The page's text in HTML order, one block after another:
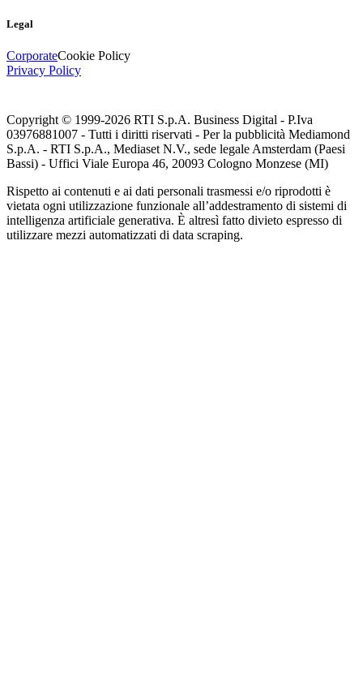
Legal
CorporateCookie Policy
Privacy Policy
Copyright © 1999-2026 RTI S.p.A. Business Digital - P.Iva
03976881007 - Tutti i diritti riservati - Per la pubblicità Mediamond
S.p.A. - RTI S.p.A., Mediaset N.V., sede legale Amsterdam (Paesi
Bassi) - Uffici Viale Europa 46, 20093 Cologno Monzese (MI)
Rispetto ai contenuti e ai dati personali trasmessi e/o riprodotti è
vietata ogni utilizzazione funzionale all’addestramento di sistemi di
intelligenza artificiale generativa. È altresì fatto divieto espresso di
utilizzare mezzi automatizzati di data scraping.